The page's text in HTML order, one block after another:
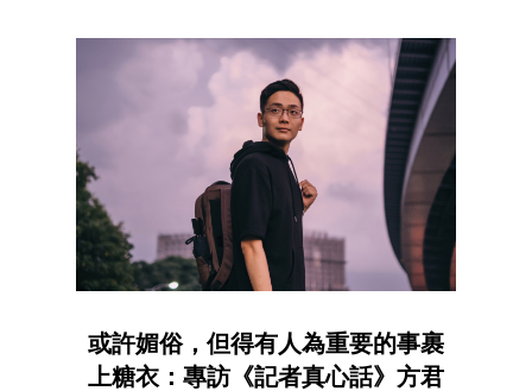
或許媚俗，但得有人為重要的事裹
上糖衣：專訪《記者真心話》方君